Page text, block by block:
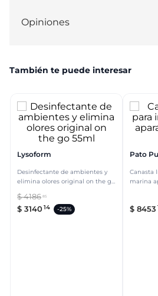
Opiniones
También te puede interesar
Lysoform
Desinfectante de ambientes y
elimina olores original on the go
$4186 85
$ 314014 -25%
Pato
Canasta
marina
$ 8453